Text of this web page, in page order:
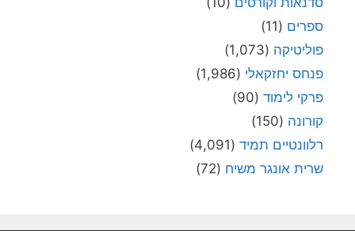
ספרים (11)
פוליטיקה (1,073)
פנחס יחזקאלי (1,986)
פרקי לימוד (90)
קורונה (150)
רלוונטיים תמיד (4,091)
שרית אונגר משיח (72)